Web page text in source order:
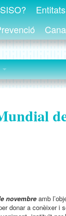
novembre amb
donar a conèixer i